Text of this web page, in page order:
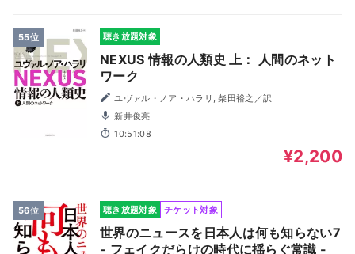
55位 聴き放題対象
NEXUS 情報の人類史 上： 人間のネット
ワーク
ユヴァル・ノア・ハラリ, 柴田裕之／訳
新井俊亮
10:51:08
¥2,200
56位 聴き放題対象 チケット対象
世界のニュースを日本人は何も知らない7
- フェイクだらけの時代に揺らぐ常識 -